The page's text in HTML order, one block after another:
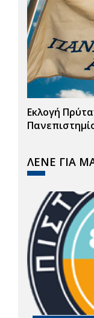
Εκλογή
ΛΕΝΕ ΓΙΑ